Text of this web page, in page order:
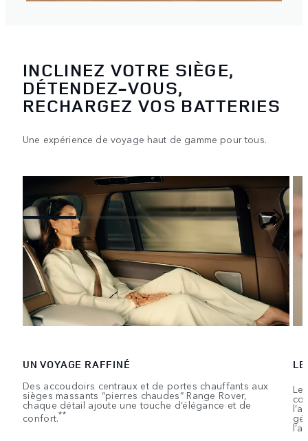
INCLINEZ VOTRE SIÈGE,
DÉTENDEZ-VOUS,
RECHARGEZ VOS BATTERIES
Une expérience de voyage haut de gamme pour tous.
UN VOYAGE RAFFINÉ
Des accoudoirs centraux et de portes chauffants aux
sièges massants “pierres chaudes” Range Rover,
chaque détail ajoute une touche d’élégance et de
confort.**